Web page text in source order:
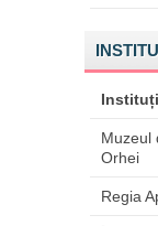
Muzeul
Orhei
Regia